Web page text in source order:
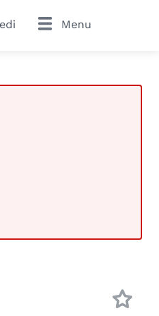
Menu